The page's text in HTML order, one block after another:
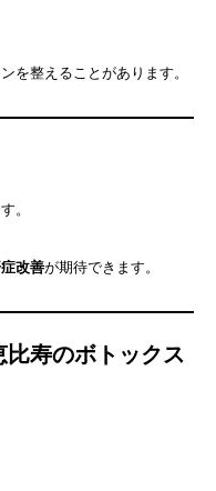
を整えることがあります。
。
改善が期待できます。
寿のボトックス